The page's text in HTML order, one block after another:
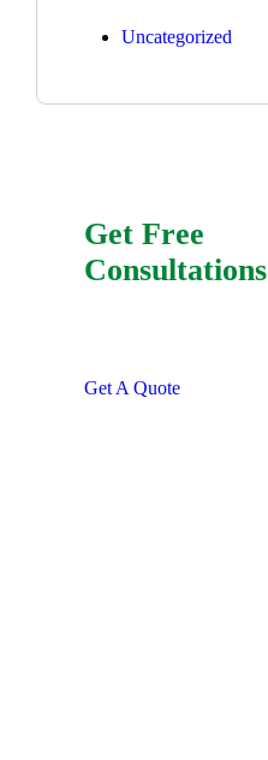
Uncategorized
Get Free
Consultations
Get A Quote